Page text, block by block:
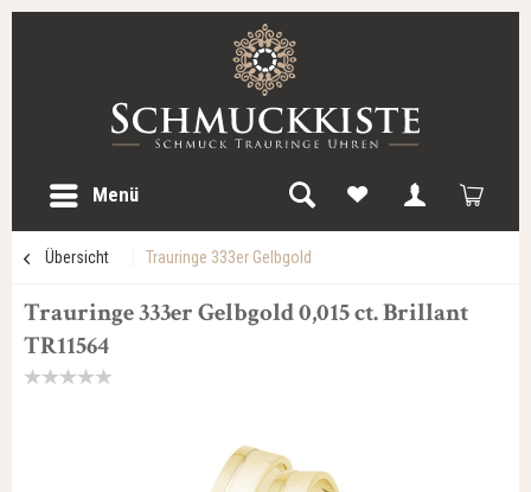
Menü
Übersicht Trauringe 333er Gelbgold
Trauringe 333er Gelbgold 0,015 ct. Brillant
TR11564